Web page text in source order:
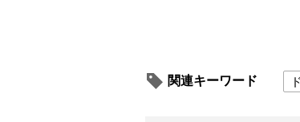
関連キーワード